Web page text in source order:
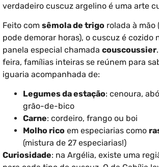
verdadeiro cuscuz argelino é uma arte
Feito com sêmola de trigo rolada à mão
pode demorar horas), o cuscuz é cozido
panela especial chamada couscoussier
feira, famílias inteiras se reúnem para
iguaria acompanhada de:
Legumes da estação: cenoura,
grão-de-bico
Carne: cordeiro, frango ou boi
Molho rico em especiarias como
(mistura de 27 especiarias!)
Curiosidade: na Argélia, existe uma